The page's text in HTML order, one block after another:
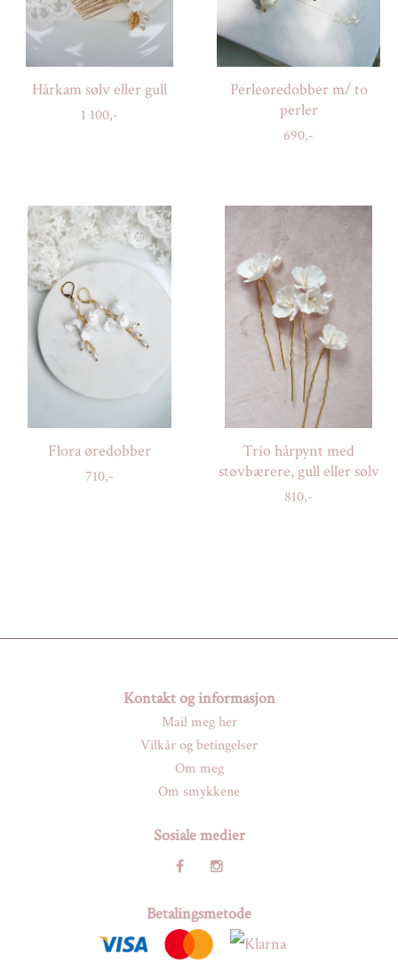
Hårkam sølv eller gull
1 100,-
Perleøredobber m/ to
perler
690,-
Flora øredobber
710,-
Trio hårpynt med
støvbærere, gull eller sølv
810,-
Kontakt og informasjon
Mail meg her
Vilkår og betingelser
Om meg
Om smykkene
Sosiale medier
Betalingsmetode